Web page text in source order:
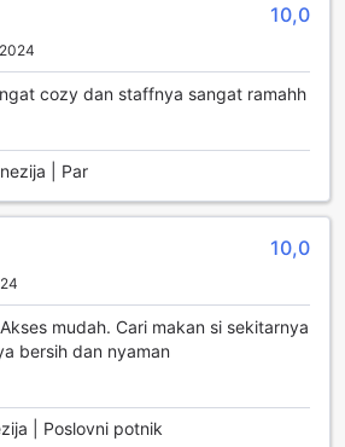
10,0
cozy dan staffnya sangat ramahh
| Par
10,0
mudah. Cari makan si sekitarnya
bersih dan nyaman
| Poslovni potnik